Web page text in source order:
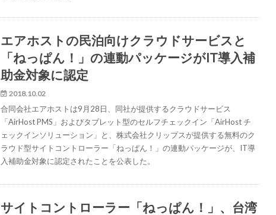
エアホストの民泊向けクラウドサービスと
「ねっぱん！」の連動パッケージがIT導入補
助金対象に認定
2018.10.02
合同会社エアホストは9月28日、同社が提供するクラウドサービス
「AirHost PMS」およびタブレット型のセルフチェックイン「AirHost チ
ェックインソリューション」と、株式会社クリップスが提供する無料のク
ラウド型サイトコントローラー「ねっぱん！」の連動パッケージが、IT導
入補助金対象に認定されたことを公表した。
サイトコントローラー「ねっぱん！」、台湾